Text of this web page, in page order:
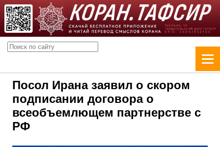
Посол Ирана заявил о скором
подписании договора о
всеобъемлющем партнерстве с
РФ